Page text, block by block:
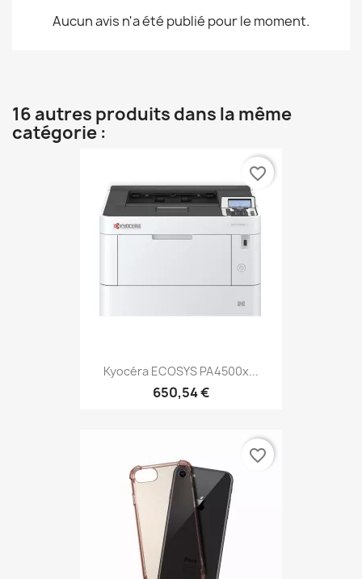
Aucun avis n'a été publié pour le moment.
16 autres produits dans la même
catégorie :
Kyocéra ECOSYS PA4500x...
650,54 €
favorite_border
favorite_border